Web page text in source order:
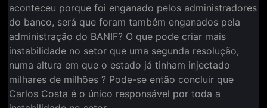
aconteceu porque foi enganado pelos administradores
do banco, será que foram também enganados pela
administração do BANIF? O que pode criar mais
instabilidade no setor que uma segunda resolução,
numa altura em que o estado já tinham injectado
milhares de milhões ? Pode-se então concluir que
Carlos Costa é o único responsável por toda a